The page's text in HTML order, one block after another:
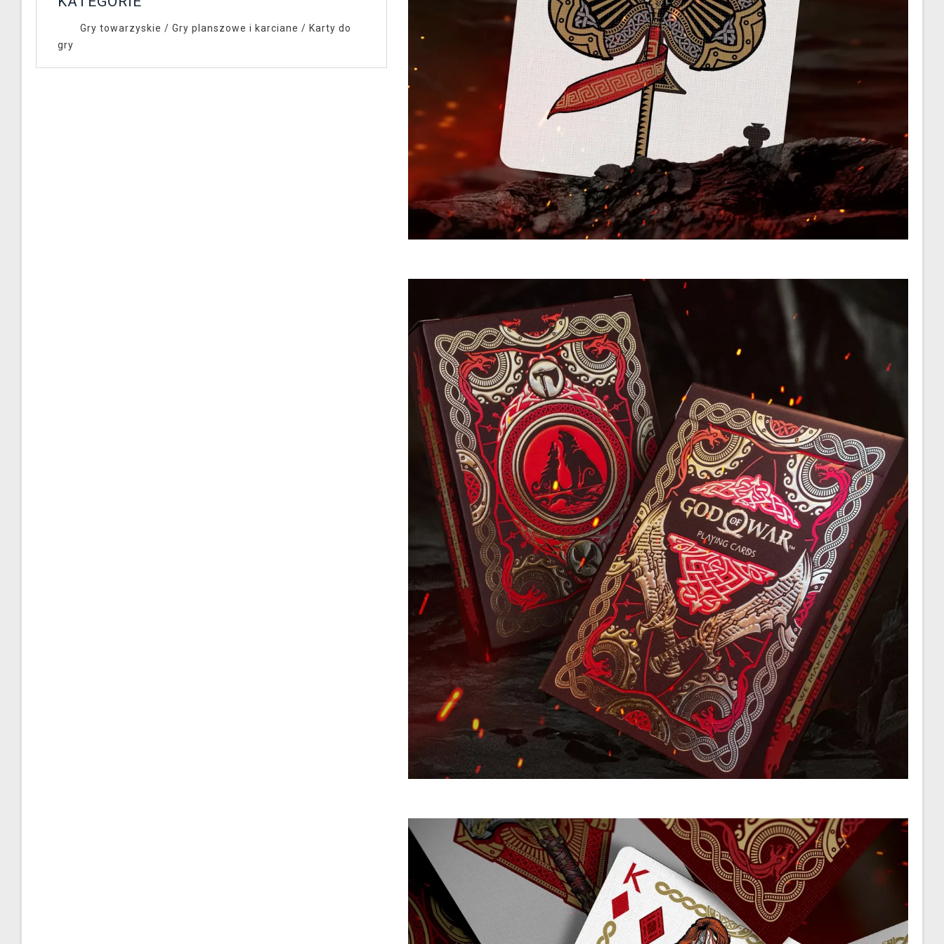
Gry towarzyskie / Gry planszowe i karciane / Karty do
gry